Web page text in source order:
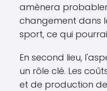
amènera
changement dans
sport, ce qui
En second lieu,
un rôle clé. Les
et de production